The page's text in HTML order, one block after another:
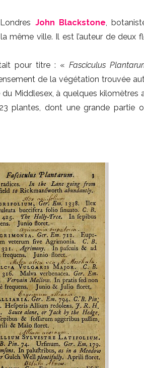
John Blackstone,
même ville. Il est l’auteur de deux
pour titre : « Fasciculus
de la végétation trouvée
Middlesex, à quelques kilomètres
plantes, dont une grande partie